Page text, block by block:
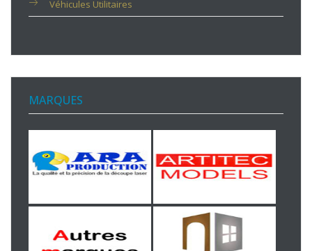
Véhicules Utilitaires
MARQUES